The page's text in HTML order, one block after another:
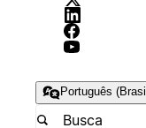
Português